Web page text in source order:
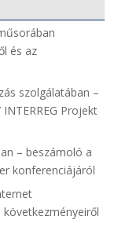
és az
szolgálatában –
Projekt
– beszámoló a
konferenciájáról